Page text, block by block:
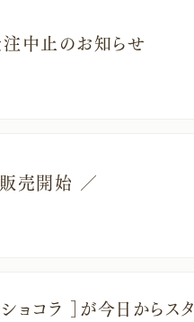
注中止のお知らせ
販売開始 ／
ョコラ ］が今日からスタ